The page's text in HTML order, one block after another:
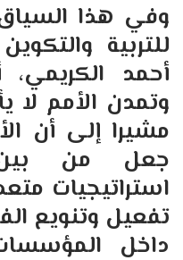
وفي هذا
للتربية
أحمد
وتمدن الأمم لا
مشيرا إلى أن
جعل من بين
استراتيجيات
تفعيل وتنويع
داخل